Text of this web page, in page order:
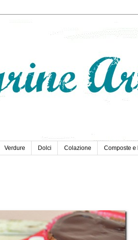
Verdure Dolci Colazione Composte e